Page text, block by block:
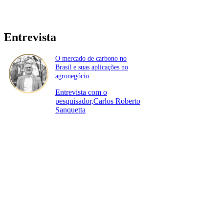
Entrevista
O mercado de carbono no
Brasil e suas aplicações no
agronegócio
Entrevista com o
pesquisador,Carlos Roberto
Sanquetta